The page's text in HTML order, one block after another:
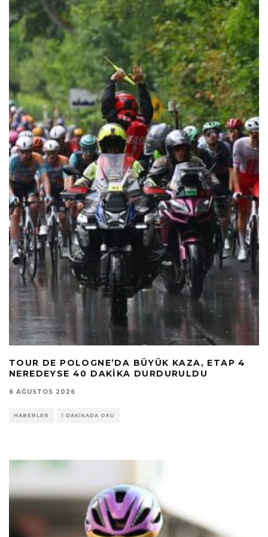
TOUR DE POLOGNE’DA BÜYÜK KAZA, ETAP 4
NEREDEYSE 40 DAKIKA DURDURULDU
6 AĞUSTOS 2026
HABERLER 1 DAKIKADA OKU